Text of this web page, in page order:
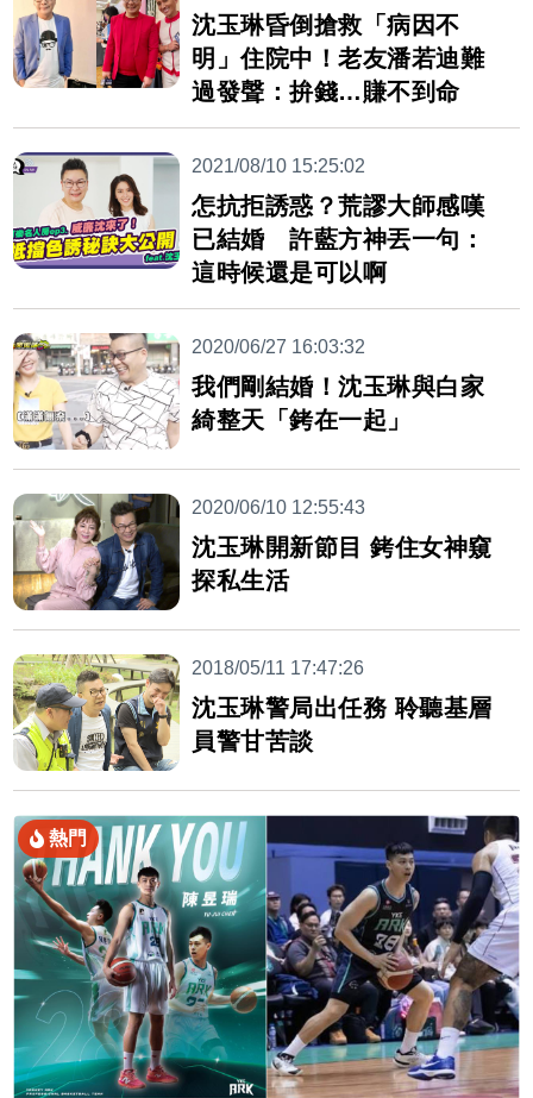
沈玉琳昏倒搶救「病因不
明」住院中！老友潘若迪難
過發聲：拚錢…賺不到命
2021/08/10 15:25:02
怎抗拒誘惑？荒謬大師感嘆
已結婚 許藍方神丟一句：
這時候還是可以啊
2020/06/27 16:03:32
我們剛結婚！沈玉琳與白家
綺整天「銬在一起」
2020/06/10 12:55:43
沈玉琳開新節目 銬住女神窺
探私生活
2018/05/11 17:47:26
沈玉琳警局出任務 聆聽基層
員警甘苦談
熱門